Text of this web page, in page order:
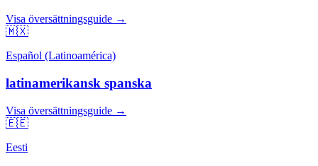
Visa översättningsguide →
🇲🇽
Español (Latinoamérica)
latinamerikansk spanska
Visa översättningsguide →
🇪🇪
Eesti